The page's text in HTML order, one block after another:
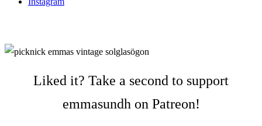
Liked it? Take a second to support
emmasundh on Patreon!